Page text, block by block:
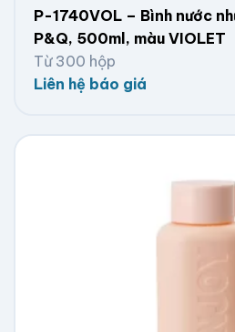
P-1740VOL – Bình nước
P&Q, 500ml, màu VIOLET
Từ 300 hộp
Liên hệ báo giá